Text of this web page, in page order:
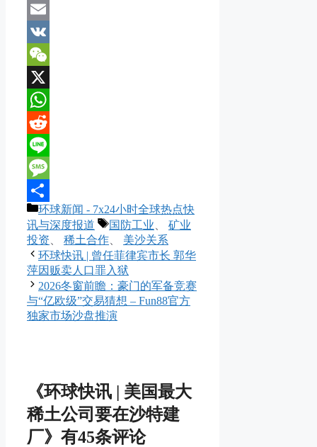
Mastodon
Email
VK
WeChat
X
WhatsApp
Reddit
Line
Message
分
享
分
类
环球新闻 - 7x24小时全球热点快
讯与深度报道
标
签
国防工业
矿业
投资
稀土合作
美沙关系
环球快讯 | 曾任菲律宾市长 郭华
萍因贩卖人口罪入狱
2026冬窗前瞻：豪门的军备竞赛
与“亿欧级”交易猜想 – Fun88官方
独家市场沙盘推演
《环球快讯 | 美国最大
稀土公司要在沙特建
厂》有45条评论